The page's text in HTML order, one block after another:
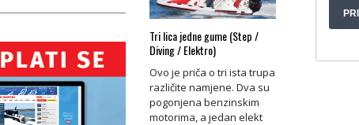
Tri lica jedne gume (Step /
Diving / Elektro)
Ovo je priča o tri ista trupa
različite namjene. Dva su
pogonjena benzinskim
motorima, a jedan elekt